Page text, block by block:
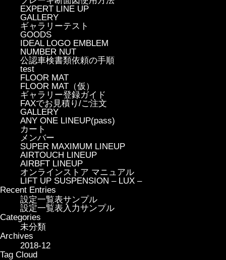
EXPERT LINE UP
GALLERY
ギャラリーテスト
GOODS
IDEAL LOGO EMBLEM
NUMBER NUT
公認車検書類依頼の手順
test
FLOOR MAT
FLOOR MAT（仮）
ギャラリー登録ガイド
FAXでお見積り/ご注文
GALLERY
ANY ONE LINEUP(pass)
カート
メンバー
SUPER MAXIMUM LINEUP
AIRTOUCH LINEUP
AIRBFT LINEUP
オンラインストア マニュアル
LIFT UP SUSPENSION – LUX –
Recent Entries
設定一覧表サンプル
設定一覧表入力サンプル
Categories
未分類
Archives
2018-12
Tag Cloud